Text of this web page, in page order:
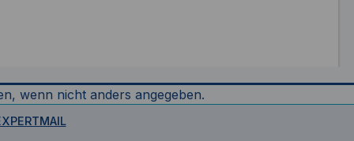
wenn nicht anders angegeben.